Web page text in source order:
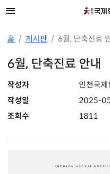
홈 게시판 6월, 단축진료
6월, 단축진료 안내
작성자
인천국
작성일
2025-
조회수
1811